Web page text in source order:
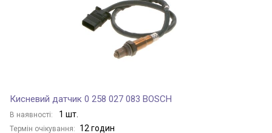
Кисневий датчик 0 258 027 083 BOSCH
В наявності: 1 шт.
Термін очікування: 12 годин